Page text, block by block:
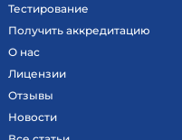
Тестирование
Получить аккредитацию
О нас
Лицензии
Отзывы
Новости